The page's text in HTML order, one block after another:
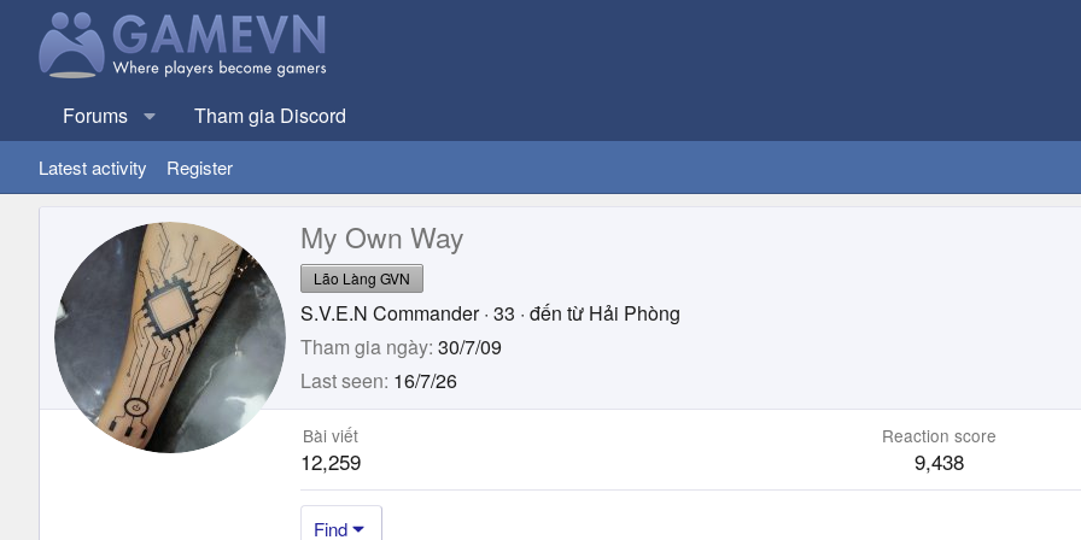
Forums Tham gia Discord
Latest activity Register
My Own Way
Lão Làng GVN
S.V.E.N Commander · 33 · đến từ Hải Phòng
Tham gia ngày 30/7/09
Last seen 16/7/26
Bài viết
12,259
Reaction score
9,438
Find